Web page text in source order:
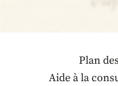
Plan
Aide à la